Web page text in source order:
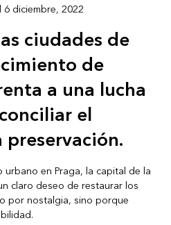
6 diciembre, 2022
ciudades de
de
a una lucha
el
en Praga, la capital de la
claro deseo de restaurar los
por nostalgia, sino porque